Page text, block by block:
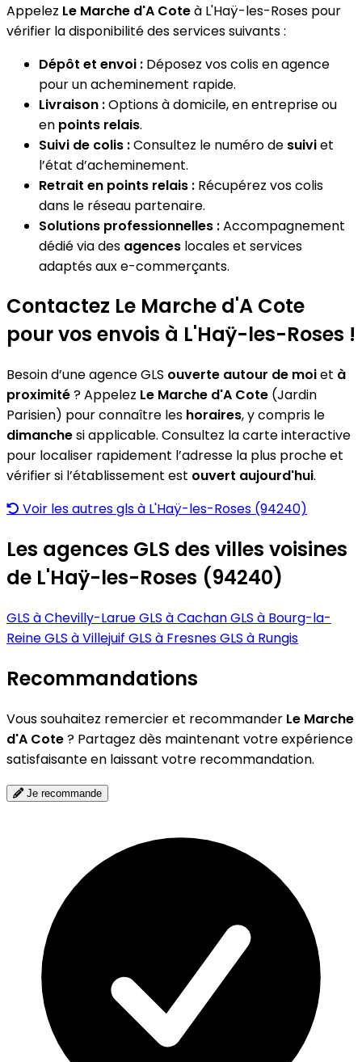
Appelez Le Marche d'A Coteà L'Haÿ-les-Roses pour
vérifier la disponibilité des services suivants :
Dépôt et envoi : Déposez vos colis en agence
pour un acheminement rapide.
Livraison :Options à domicile, en entreprise ou
en points relais.
Suivi de colis :Consultez le numéro de suiviet
l’état d’acheminement.
Retrait en points relais : Récupérez vos colis
dans le réseau partenaire.
Solutions professionnelles :Accompagnement
dédié via des agences locales et services
adaptés aux e-commerçants.
Contactez Le Marche d'A Cote
pour vos envois à L'Haÿ-les-Roses !
Besoin d’une agence GLS ouverte autour de moiet à
proximité? Appelez Le Marche d'A Cote (Jardin
Parisien) pour connaître les horaires, y compris le
dimanchesi applicable. Consultez la carte interactive
pour localiser rapidement l’adresse la plus proche et
vérifier si l’établissement est ouvert aujourd'hui.
Voir les autres gls à L'Haÿ-les-Roses (94240)
Les agences GLS des villes voisines
de L'Haÿ-les-Roses (94240)
GLS à Chevilly-LarueGLS à CachanGLS à Bourg-la-
ReineGLS à Villejuif GLS à FresnesGLS à Rungis
Recommandations
Vous souhaitez remercier et recommander Le Marche
d'A Cote? Partagez dès maintenant votre expérience
satisfaisante en laissant votre recommandation.
Je recommande